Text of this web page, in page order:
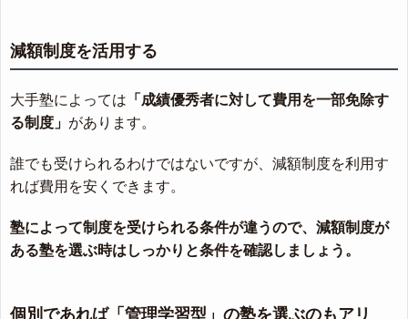
減額制度を活用する
大手塾によっては 「成績優秀者に対して費用を一部免除す
る制度」 があります。
誰でも受けられるわけではないですが、減額制度を利用す
れば費用を安くできます。
塾によって制度を受けられる条件が違うので、減額制度が
ある塾を選ぶ時はしっかりと条件を確認しましょう。
個別であれば「管理学習型」の塾を選ぶのもアリ